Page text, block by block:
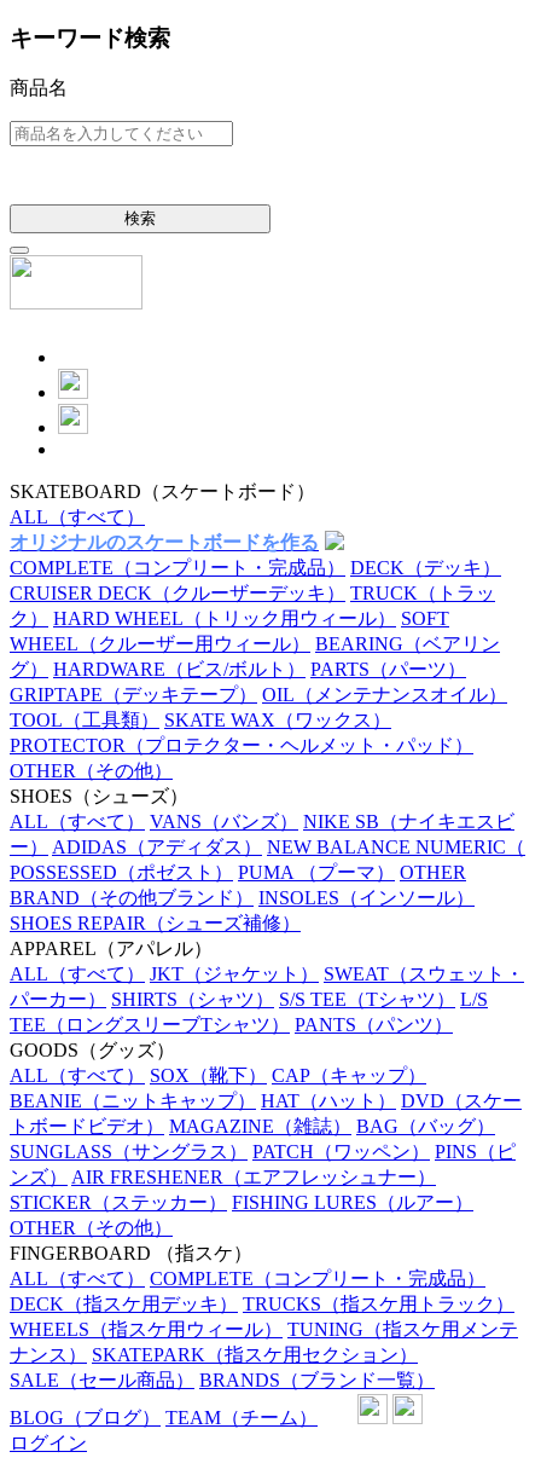
キーワード検索
商品名
検索
SKATEBOARD （スケートボード）
ALL （すべて）
オリジナルのスケートボードを作る
COMPLETE （コンプリート・完成品） DECK （デッキ）
CRUISER DECK （クルーザーデッキ） TRUCK （トラッ
ク）
HARD WHEEL （トリック用ウィール）
SOFT
WHEEL （クルーザー用ウィール） BEARING （ベアリン
グ）
HARDWARE （ビス/ボルト） PARTS （パーツ）
GRIPTAPE （デッキテープ） OIL （メンテナンスオイル）
TOOL （工具類） SKATE WAX （ワックス）
PROTECTOR （プロテクター・ヘルメット・パッド）
OTHER （その他）
SHOES （シューズ）
ALL （すべて） VANS （バンズ） NIKE SB （ナイキエスビ
ー）
ADIDAS （アディダス） NEW BALANCE NUMERIC （
POSSESSED （ポゼスト） PUMA （プーマ）
OTHER
BRAND （その他ブランド） INSOLES （インソール）
SHOES REPAIR （シューズ補修）
APPAREL （アパレル）
ALL （すべて） JKT （ジャケット） SWEAT （スウェット・
パーカー）
SHIRTS （シャツ） S/S TEE （Tシャツ）
L/S
TEE （ロングスリーブTシャツ） PANTS （パンツ）
GOODS （グッズ）
ALL （すべて） SOX （靴下） CAP （キャップ）
BEANIE （ニットキャップ） HAT （ハット） DVD （スケー
トボードビデオ）
MAGAZINE （雑誌） BAG （バッグ）
SUNGLASS （サングラス） PATCH （ワッペン） PINS （ピ
ンズ）
AIR FRESHENER （エアフレッシュナー）
STICKER （ステッカー） FISHING LURES （ルアー）
OTHER （その他）
FINGERBOARD
（指スケ）
ALL （すべて） COMPLETE （コンプリート・完成品）
DECK （指スケ用デッキ） TRUCKS （指スケ用トラック）
WHEELS （指スケ用ウィール） TUNING （指スケ用メンテ
ナンス）
SKATEPARK （指スケ用セクション）
SALE （セール商品） BRANDS （ブランド一覧）
BLOG （ブログ） TEAM （チーム）
ログイン